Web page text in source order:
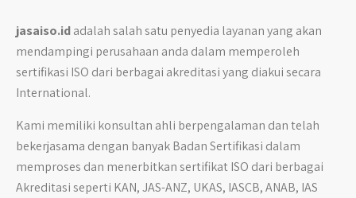
jasaiso.idadalah salah satu penyedia layanan yang akan
mendampingi perusahaan anda dalam memperoleh
sertifikasi ISO dari berbagai akreditasi yang diakui secara
International.
Kami memiliki konsultan ahli berpengalaman dan telah
bekerjasama dengan banyak Badan Sertifikasi dalam
memproses dan menerbitkan sertifikat ISO dari berbagai
Akreditasi seperti KAN, JAS-ANZ, UKAS, IASCB, ANAB, IAS